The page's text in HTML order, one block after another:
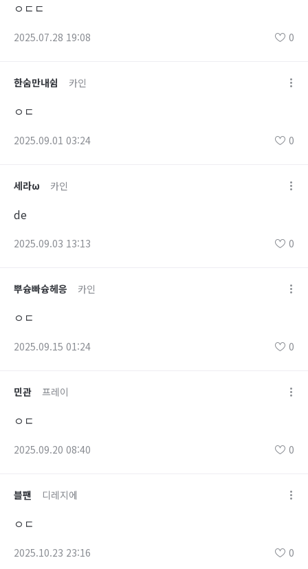
ㅇㄷㄷ
2025.07.28 19:08 0
한숨만내쉼 카인
ㅇㄷ
2025.09.01 03:24 0
세라ω 카인
de
2025.09.03 13:13 0
뿌슝빠슝헤응 카인
ㅇㄷ
2025.09.15 01:24 0
민관 프레이
ㅇㄷ
2025.09.20 08:40 0
블팬 디레지에
ㅇㄷ
2025.10.23 23:16 0